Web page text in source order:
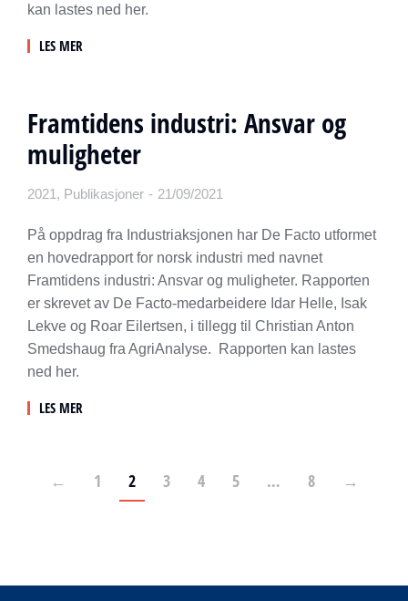
kan lastes ned her.
LES MER
Framtidens industri: Ansvar og
muligheter
2021 , Publikasjoner 21/09/2021
På oppdrag fra Industriaksjonen har De Facto utformet
en hovedrapport for norsk industri med navnet
Framtidens industri: Ansvar og muligheter. Rapporten
er skrevet av De Facto-medarbeidere Idar Helle, Isak
Lekve og Roar Eilertsen, i tillegg til Christian Anton
Smedshaug fra AgriAnalyse. Rapporten kan lastes
ned her.
LES MER
← 1 2 3 4 5 … 8 →